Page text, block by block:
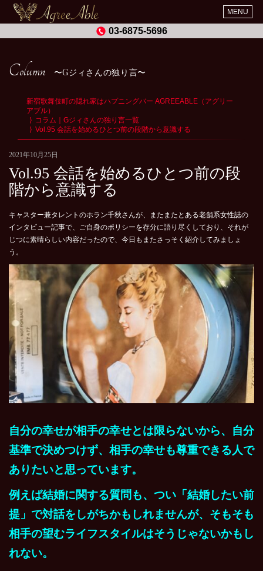
MENU
03-6875-5696
Column Gジィさんの独り言
新宿歌舞伎町の隠れ家はハプニングバー AGREEABLE（アグリー
アブル）
コラム｜Gジィさんの独り言一覧
Vol.95 会話を始めるひとつ前の段階から意識する
2021年10月25日
Vol.95 会話を始めるひとつ前の段
階から意識する
キャスター兼タレントのホラン千秋さんが、またまたとある老舗系女性誌の
インタビュー記事で、ご自身のポリシーを存分に語り尽くしており、それが
じつに素晴らしい内容だったので、今日もまたさっそく紹介してみましょ
う。
自分の幸せが相手の幸せとは限らないから、自分
基準で決めつけず、相手の幸せも尊重できる人で
ありたいと思っています。
例えば結婚に関する質問も、つい「結婚したい前
提」で対話をしがちかもしれませんが、そもそも
相手の望むライフスタイルはそうじゃないかもし
れない。